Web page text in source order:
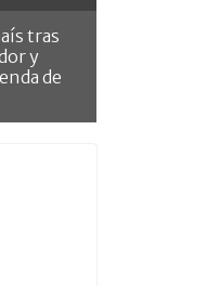
tras
y
de